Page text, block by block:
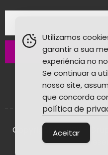
Copyright © 2026 -
Utilizamos
garantir a sua
experiência no
Se continuar a
nosso site,
que concorda
política de
Aceitar